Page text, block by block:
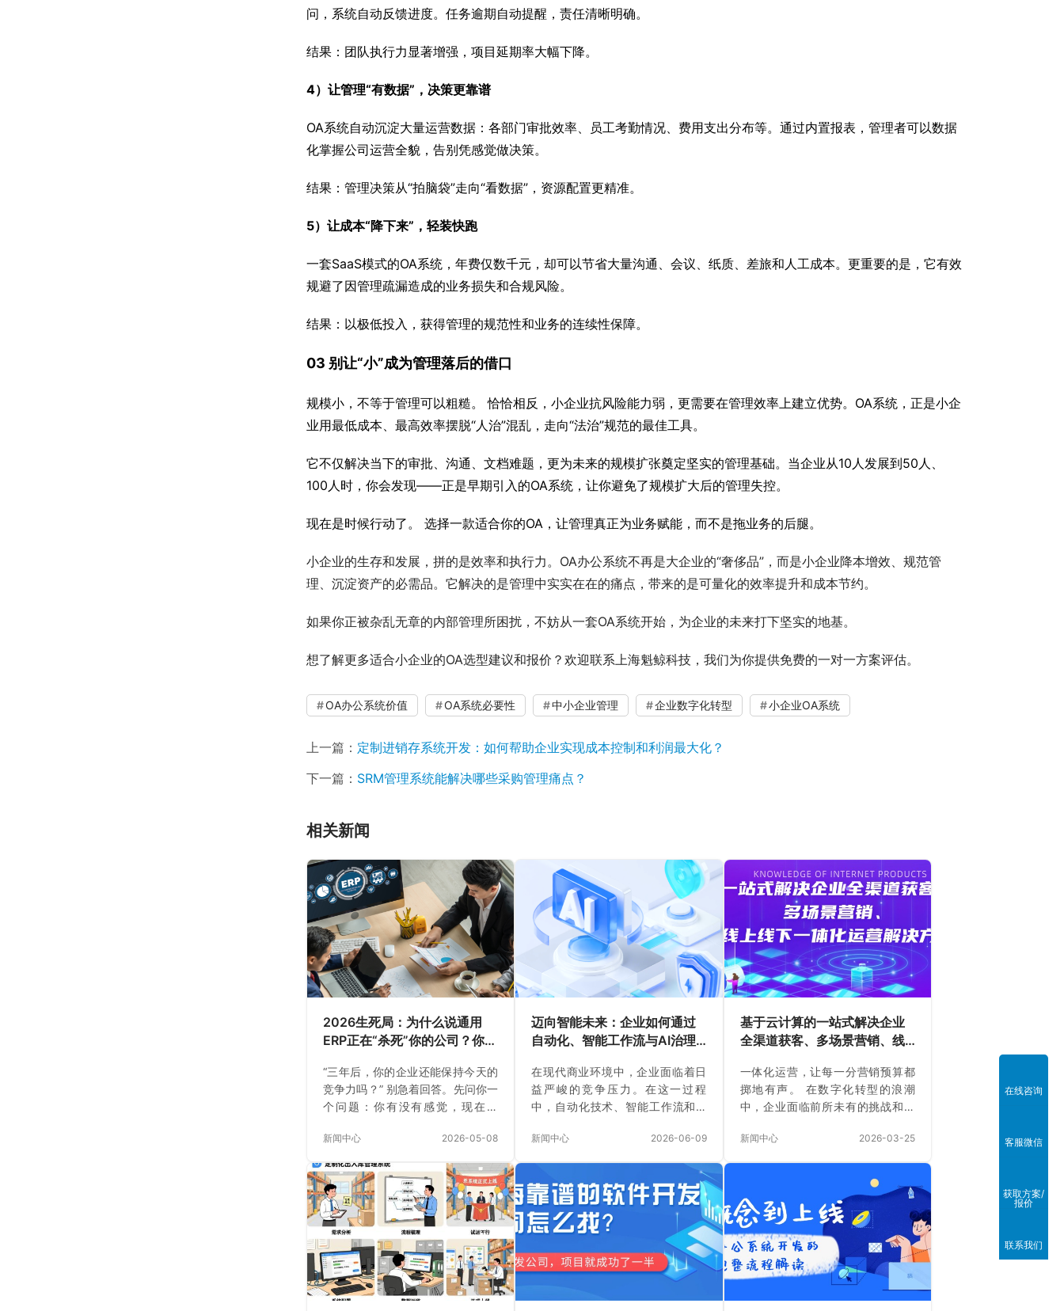
问，系统自动反馈进度。任务逾期自动提醒，责任清晰明确。
结果：团队执行力显著增强，项目延期率大幅下降。
4）让管理“有数据”，决策更靠谱
OA系统自动沉淀大量运营数据：各部门审批效率、员工考勤情况、费用支出分布等。通过内置报表，管理者可以数据
化掌握公司运营全貌，告别凭感觉做决策。
结果：管理决策从“拍脑袋”走向“看数据”，资源配置更精准。
5）让成本“降下来”，轻装快跑
一套SaaS模式的OA系统，年费仅数千元，却可以节省大量沟通、会议、纸质、差旅和人工成本。更重要的是，它有效
规避了因管理疏漏造成的业务损失和合规风险。
结果：以极低投入，获得管理的规范性和业务的连续性保障。
03 别让“小”成为管理落后的借口
规模小，不等于管理可以粗糙。 恰恰相反，小企业抗风险能力弱，更需要在管理效率上建立优势。OA系统，正是小企
业用最低成本、最高效率摆脱“人治”混乱，走向“法治”规范的最佳工具。
它不仅解决当下的审批、沟通、文档难题，更为未来的规模扩张奠定坚实的管理基础。当企业从10人发展到50人、
100人时，你会发现——正是早期引入的OA系统，让你避免了规模扩大后的管理失控。
现在是时候行动了。 选择一款适合你的OA，让管理真正为业务赋能，而不是拖业务的后腿。
小企业的生存和发展，拼的是效率和执行力。OA办公系统不再是大企业的“奢侈品”，而是小企业降本增效、规范管
理、沉淀资产的必需品。它解决的是管理中实实在在的痛点，带来的是可量化的效率提升和成本节约。
如果你正被杂乱无章的内部管理所困扰，不妨从一套OA系统开始，为企业的未来打下坚实的地基。
想了解更多适合小企业的OA选型建议和报价？欢迎联系上海魁鲸科技，我们为你提供免费的一对一方案评估。
OA办公系统价值 OA系统必要性 中小企业管理 企业数字化转型 小企业OA系统
上一篇： 定制进销存系统开发：如何帮助企业实现成本控制和利润最大化？
下一篇： SRM管理系统能解决哪些采购管理痛点？
相关新闻
2026生死局：为什么说通用
ERP正在“杀死”你的公司？你的
“三年后，你的企业还能保持今天的
竞争力吗？” 别急着回答。先问你一
个问题：你有没有感觉，现在的
抱怨：“现在这单子怎么越来越难拿
要，稍微慢点人家就换供应商了。”
“利润薄得像刀片，仓库里压着一堆
货，资金转不动，急得整宿睡不
着。” “团队越来越大，活儿却越来
越乱。一个单子下来，销售催生
产，生产催采购，采购催财务，绕
一圈，客户早跑了。” 我告诉你，这
不是你一个人的问题，这是整个市
新闻中心 2026-05-08
迈向智能未来：企业如何通过
自动化、智能工作流与AI治理
在现代商业环境中，企业面临着日
益严峻的竞争压力。在这一过程
中，自动化技术、智能工作流和AI
率、优化流程的重要工具。越来越
简化了繁琐的业务流程，还确保了
操作的透明和可控，推动了整个行
业的智能化转型。 自动化与智能工
作流：提升企业运营效率的关键 企
业中常见的手动操作往往导致效率
低下，尤其是在处理大量重复性任
务时，错误的发生几率更高。例
如，“蜜雪冰城”通过引入智能工作流
新闻中心 2026-06-09
基于云计算的一站式解决企业
全渠道获客、多场景营销、线
一体化运营，让每一分营销预算都
掷地有声。 在数字化转型的浪潮
中，企业面临前所未有的挑战和机
飙涨，线上线下困难重重——各类
过气。在传统营销模式中，数据孤
岛、渠道分散、运营割裂，企业往
往投入大量资源却收效甚微。 那
么，有没有一种解决方案，能够帮
助企业打通任督二脉，实现全渠道
的精准获客、多场景的智能营销和
线上线下的无缝融合？ 答案是肯定
的。基于云计算的一站式企业全渠
新闻中心 2026-03-25
在线咨询
客服微信
获取方案/
报价
联系我们